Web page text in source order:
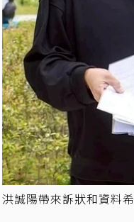
洪誠陽帶來訴狀和資料